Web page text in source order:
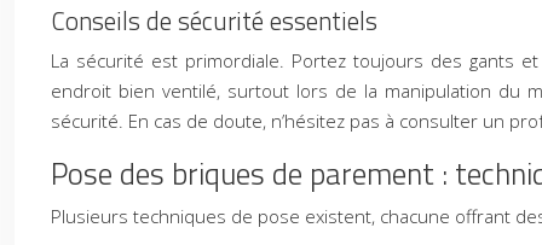
Conseils de sécurité essentiels
La sécurité est primordiale. Portez toujours des gants
endroit bien ventilé, surtout lors de la manipulation du
sécurité. En cas de doute, n’hésitez pas à consulter un
Pose des briques de parement :
Plusieurs techniques de pose existent, chacune offrant